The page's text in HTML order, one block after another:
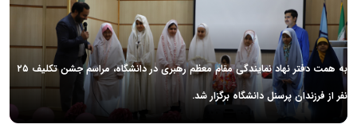
به همت دفتر نهاد نمایندگی مقام معظم رهبری در دانشگاه، مراسم جشن تکلیف ۲۵
نفر از فرزندان پرسنل دانشگاه برگزار شد.